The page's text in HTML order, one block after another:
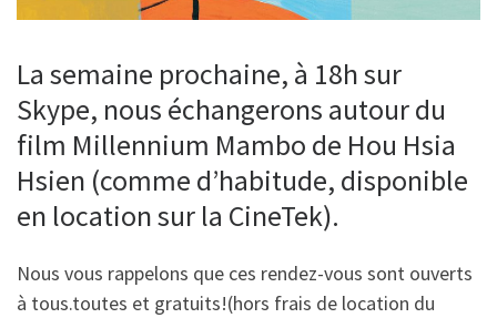
La semaine prochaine, à 18h sur
Skype, nous échangerons autour du
film Millennium Mambo de Hou Hsia
Hsien (comme d’habitude, disponible
en location sur la CineTek).
Nous vous rappelons que ces rendez-vous sont ouverts
à tous.toutes et gratuits!(hors frais de location du